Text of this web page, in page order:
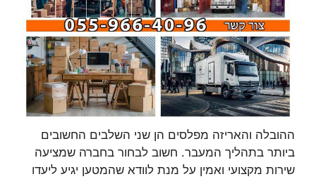
ההובלה והאריזה מפלסים הן שני השלבים החשובים
ביותר בתהליך המעבר. חשוב לבחור בחברה שמציעה
שירות מקצועי ואמין על מנת לוודא שהמטען יגיע ליעדו